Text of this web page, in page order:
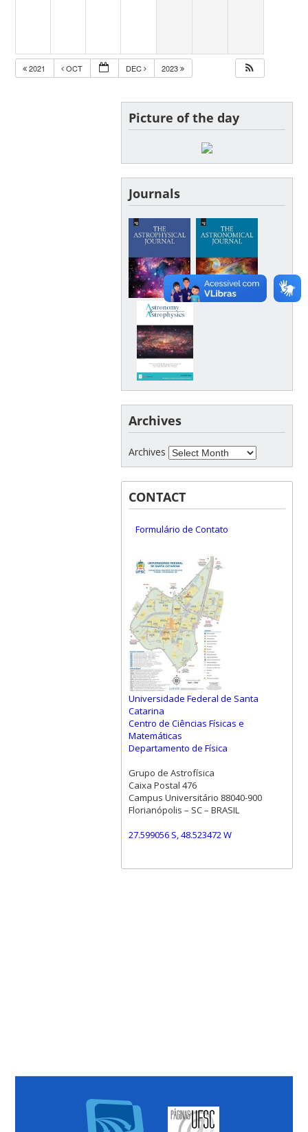
2021 OCT DEC 2023
Picture of the day
Journals
Archives
Archives
CONTACT
Formulário de Contato
Universidade Federal de Santa
Catarina
Centro de Ciências Físicas e
Matemáticas
Departamento de Física
Grupo de Astrofísica
Caixa Postal 476
Campus Universitário 88040-900
Florianópolis – SC – BRASIL
27.599056 S, 48.523472 W